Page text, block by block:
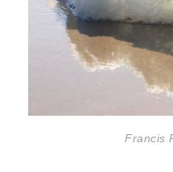
Francis